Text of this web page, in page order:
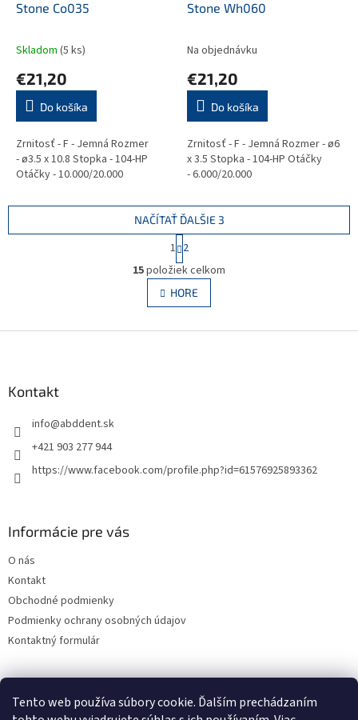
Tento web používa súbory cookie. Ďalším prechádzaním
Stone Co035
Skladom (5 ks)
€21,20
Do košíka
Zrnitosť - F - Jemná Rozmer
- ø3.5 x 10.8 Stopka - 104-HP
Otáčky - 10.000/20.000
Stone Wh060
Na objednávku
€21,20
Do košíka
Zrnitosť - F - Jemná Rozmer - ø6
x 3.5 Stopka - 104-HP Otáčky
- 6.000/20.000
O
v
l
á
v
NAČÍTAŤ ĎALŠIE 3
S
t
r
á
n
k
v
1 2
15položiek celkom
HORE
Kontakt
info@abddent.sk
+421 903 277 944
https://www.facebook.com/profile.php?id=61576925893362
Informácie pre vás
O nás
Kontakt
Obchodné podmienky
Podmienky ochrany osobných údajov
Kontaktný formulár